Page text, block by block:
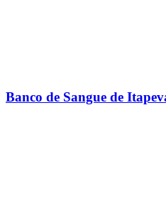
Banco de Sangue de